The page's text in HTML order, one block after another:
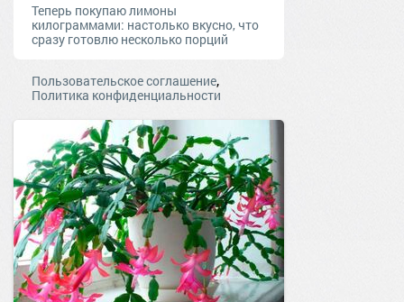
Теперь покупаю лимоны
килограммами: настолько вкусно, что
сразу готовлю несколько порций
Пользовательское соглашение,
Политика конфиденциальности